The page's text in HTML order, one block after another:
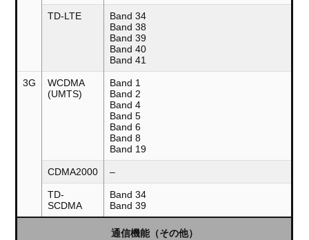
TD-LTE
Band 34
Band 38
Band 39
Band 40
Band 41
3G
WCDMA
(UMTS)
Band 1
Band 2
Band 4
Band 5
Band 6
Band 8
Band 19
CDMA2000 –
TD-
SCDMA
Band 34
Band 39
通信機能（その他）